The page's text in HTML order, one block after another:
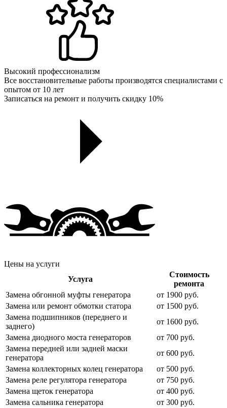
Высокий профессионализм
Все восстановительные работы производятся специалистами с
опытом от 10 лет
Записаться на ремонт и получить скидку 10%
Цены на услуги
Услуга
Стоимость
ремонта
Замена обгонной муфты генератора
от 1900 руб.
Замена или ремонт обмотки статора
от 1500 руб.
Замена подшипников (переднего и
заднего)
от 1600 руб.
Замена диодного моста генераторов
от 700 руб.
Замена передней или задней маски
генератора
от 600 руб.
Замена коллекторных колец генератора
от 500 руб.
Замена реле регулятора генератора
от 750 руб.
Замена щеток генератора
от 400 руб.
Замена сальника генератора
от 300 руб.